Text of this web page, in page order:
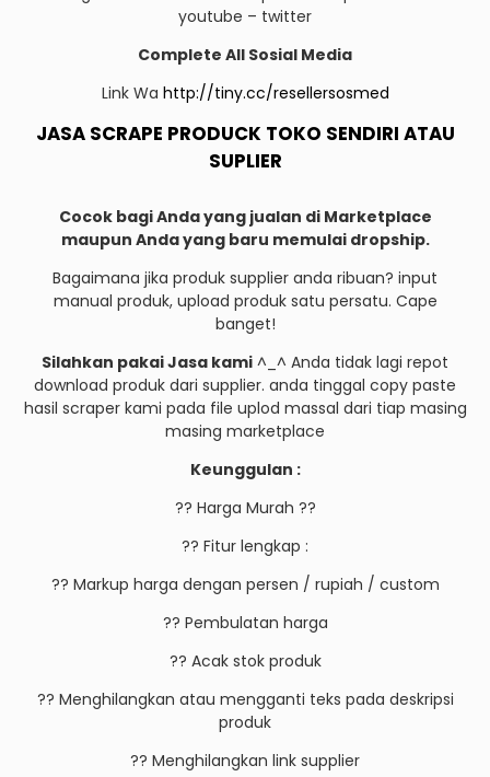
youtube – twitter
Complete All Sosial Media
Link Wa http://tiny.cc/resellersosmed
JASA SCRAPE PRODUCK TOKO SENDIRI ATAU
SUPLIER
Cocok bagi Anda yang jualan di Marketplace
maupun Anda yang baru memulai dropship.
Bagaimana jika produk supplier anda ribuan? input
manual produk, upload produk satu persatu. Cape
banget!
Silahkan pakai Jasa kami ^_^ Anda tidak lagi repot
download produk dari supplier. anda tinggal copy paste
hasil scraper kami pada file uplod massal dari tiap masing
masing marketplace
Keunggulan :
?? Harga Murah ??
?? Fitur lengkap :
?? Markup harga dengan persen / rupiah / custom
?? Pembulatan harga
?? Acak stok produk
?? Menghilangkan atau mengganti teks pada deskripsi
produk
?? Menghilangkan link supplier